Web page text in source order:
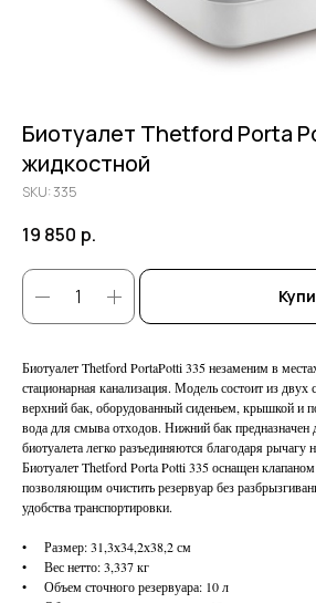
Биотуалет Thetford Porta
жидкостной
SKU:335
19 850 р.
Биотуалет Thetford PortaPotti 335 незаменим в
стационарная канализация. Модель состоит из
верхний бак, оборудованный сиденьем, крышкой и
вода для смыва отходов. Нижний бак предназначен
биотуалета легко разъединяются благодаря рычагу
Биотуалет Thetford Porta Potti 335 оснащен клапаном
позволяющим очистить резервуар без
удобства транспортировки.
• Размер: 31,3х34,2х38,2 см
• Вес нетто: 3,337 кг
• Объем сточного резервуара: 10 л